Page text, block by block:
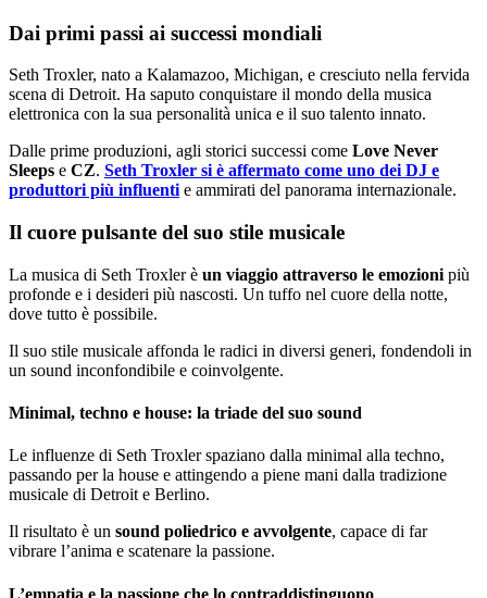
Dai primi passi ai successi mondiali
Seth Troxler, nato a Kalamazoo, Michigan, e cresciuto nella fervida
scena di Detroit. Ha saputo conquistare il mondo della musica
elettronica con la sua personalità unica e il suo talento innato.
Dalle prime produzioni, agli storici successi come Love Never
Sleeps e CZ. Seth Troxler si è affermato come uno dei DJ e
produttori più influenti e ammirati del panorama internazionale.
Il cuore pulsante del suo stile musicale
La musica di Seth Troxler è un viaggio attraverso le emozioni più
profonde e i desideri più nascosti. Un tuffo nel cuore della notte,
dove tutto è possibile.
Il suo stile musicale affonda le radici in diversi generi, fondendoli in
un sound inconfondibile e coinvolgente.
Minimal, techno e house: la triade del suo sound
Le influenze di Seth Troxler spaziano dalla minimal alla techno,
passando per la house e attingendo a piene mani dalla tradizione
musicale di Detroit e Berlino.
Il risultato è un sound poliedrico e avvolgente, capace di far
vibrare l’anima e scatenare la passione.
L’empatia e la passione che lo contraddistinguono